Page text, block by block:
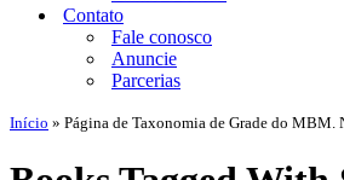
Contato
Fale conosco
Anuncie
Parcerias
Início » Página de Taxonomia de Grade do MBM.